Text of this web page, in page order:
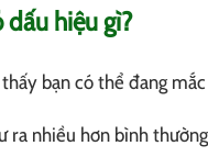
hiệu gì?
bạn có thể đang mắc
ra nhiều hơn bình